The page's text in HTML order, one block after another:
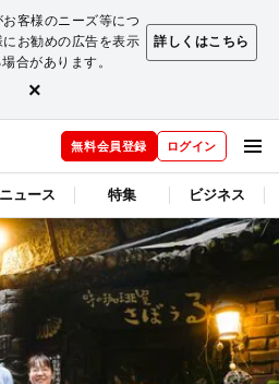
客様のニーズ等につ
お勧めの広告を表示
合があります。
詳しくはこちら
×
無料会員登録 ログイン
ニュース 特集 ビジネス